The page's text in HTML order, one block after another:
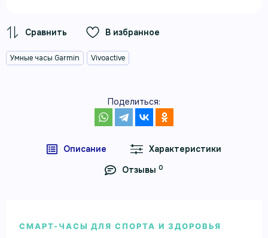
В избранное
Умные часы Garmin Vivoactive
Поделиться:
Описание
Характеристики
Отзывы 0
СМАРТ-ЧАСЫ ДЛЯ СПОРТА И ЗДОРОВЬЯ